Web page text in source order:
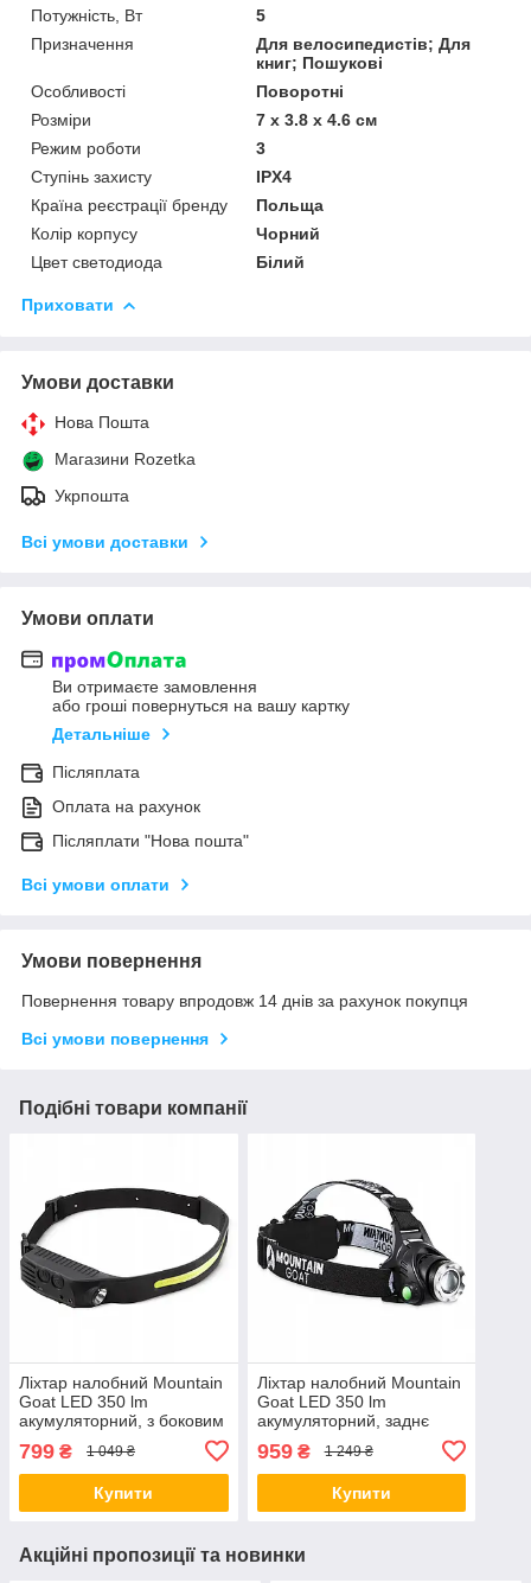
Потужність, Вт
5
Призначення
Для велосипедистів; Для
книг; Пошукові
Особливості
Поворотні
Розміри
7 x 3.8 x 4.6 см
Режим роботи
3
Ступінь захисту
IPX4
Країна реєстрації бренду
Польща
Колір корпусу
Чорний
Цвет светодиода
Білий
Приховати
Умови доставки
Нова Пошта
Магазини Rozetka
Укрпошта
Всі умови доставки
Умови оплати
Ви отримаєте замовлення
або гроші повернуться на вашу картку
Детальніше
Післяплата
Оплата на рахунок
Післяплати "Нова пошта"
Всі умови оплати
Умови повернення
Повернення товару впродовж 14 днів за рахунок покупця
Всі умови повернення
Подібні товари компанії
Ліхтар налобний Mountain
Goat LED 350 lm
акумуляторний, з боковим
5907739318305)
799 ₴ 1 049 ₴
Купити
Ліхтар налобний Mountain
Goat LED 350 lm
акумуляторний, заднє
червоне світло Black (P-
5907739318336)
959₴ 1 249 ₴
Купити
Акційні пропозиції та новинки